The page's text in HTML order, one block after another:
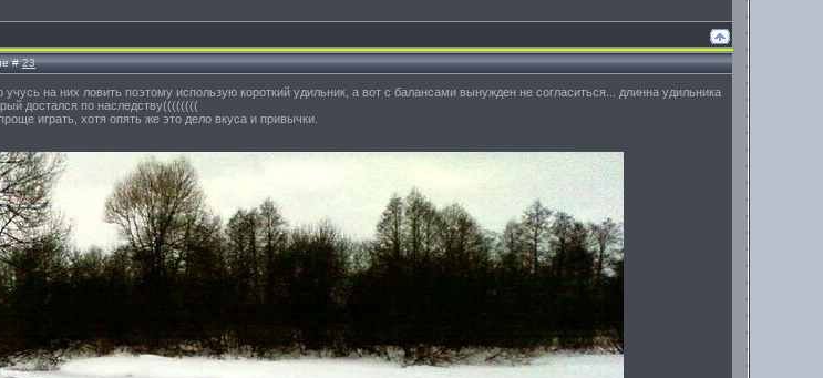
#23
учусь на них ловить поэтому использую короткий удильник, а вот с балансами вынужден не согласиться... длинна удильника
достался по наследству((((((((
играть, хотя опять же это дело вкуса и привычки.